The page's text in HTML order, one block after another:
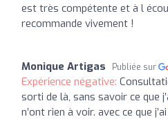
est très compétente et à l
recommande vivement !
Monique Artigas Publiée sur
Expérience négative:
sorti de là, sans savoir ce que
n’ont rien à voir. avec ce que